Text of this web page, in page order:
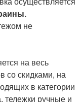
не
на весь
со скидками, на
в категории
, тележки ручные и